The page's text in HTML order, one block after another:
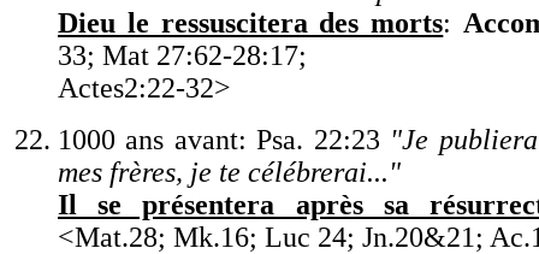
Dieu le ressuscitera des morts:
33; Mat 27:62-28:17;
Actes2:22-32>
1000 ans avant: Psa. 22:23 "Je
mes frères, je te célébrerai..."
Il se présentera après sa
<Mat.28; Mk.16; Luc 24; Jn.20&21;